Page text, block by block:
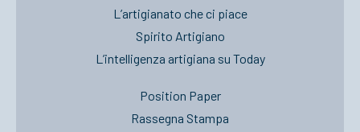
L’artigianato che ci piace
Spirito Artigiano
L’intelligenza artigiana su Today
Position Paper
Rassegna Stampa